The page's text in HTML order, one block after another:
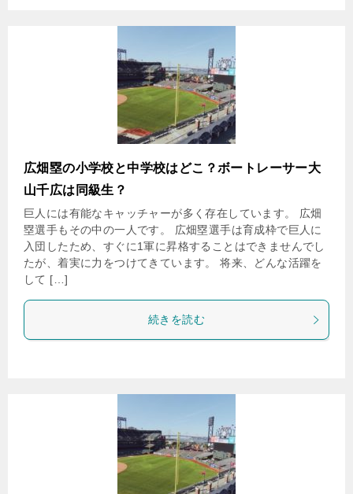
広畑塁の小学校と中学校はどこ？ボートレーサー大
山千広は同級生？
巨人には有能なキャッチャーが多く存在しています。 広畑
塁選手もその中の一人です。 広畑塁選手は育成枠で巨人に
入団したため、すぐに1軍に昇格することはできませんでし
たが、着実に力をつけてきています。 将来、どんな活躍を
して […]
続きを読む